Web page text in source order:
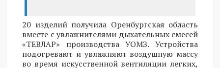
20 изделий получила Оренбургская область
вместе с увлажнителями дыхательных смесей
«ТЕВЛАР» производства УОМЗ. Устройства
подогревают и увлажняют воздушную массу
во время искусственной вентиляции легких,